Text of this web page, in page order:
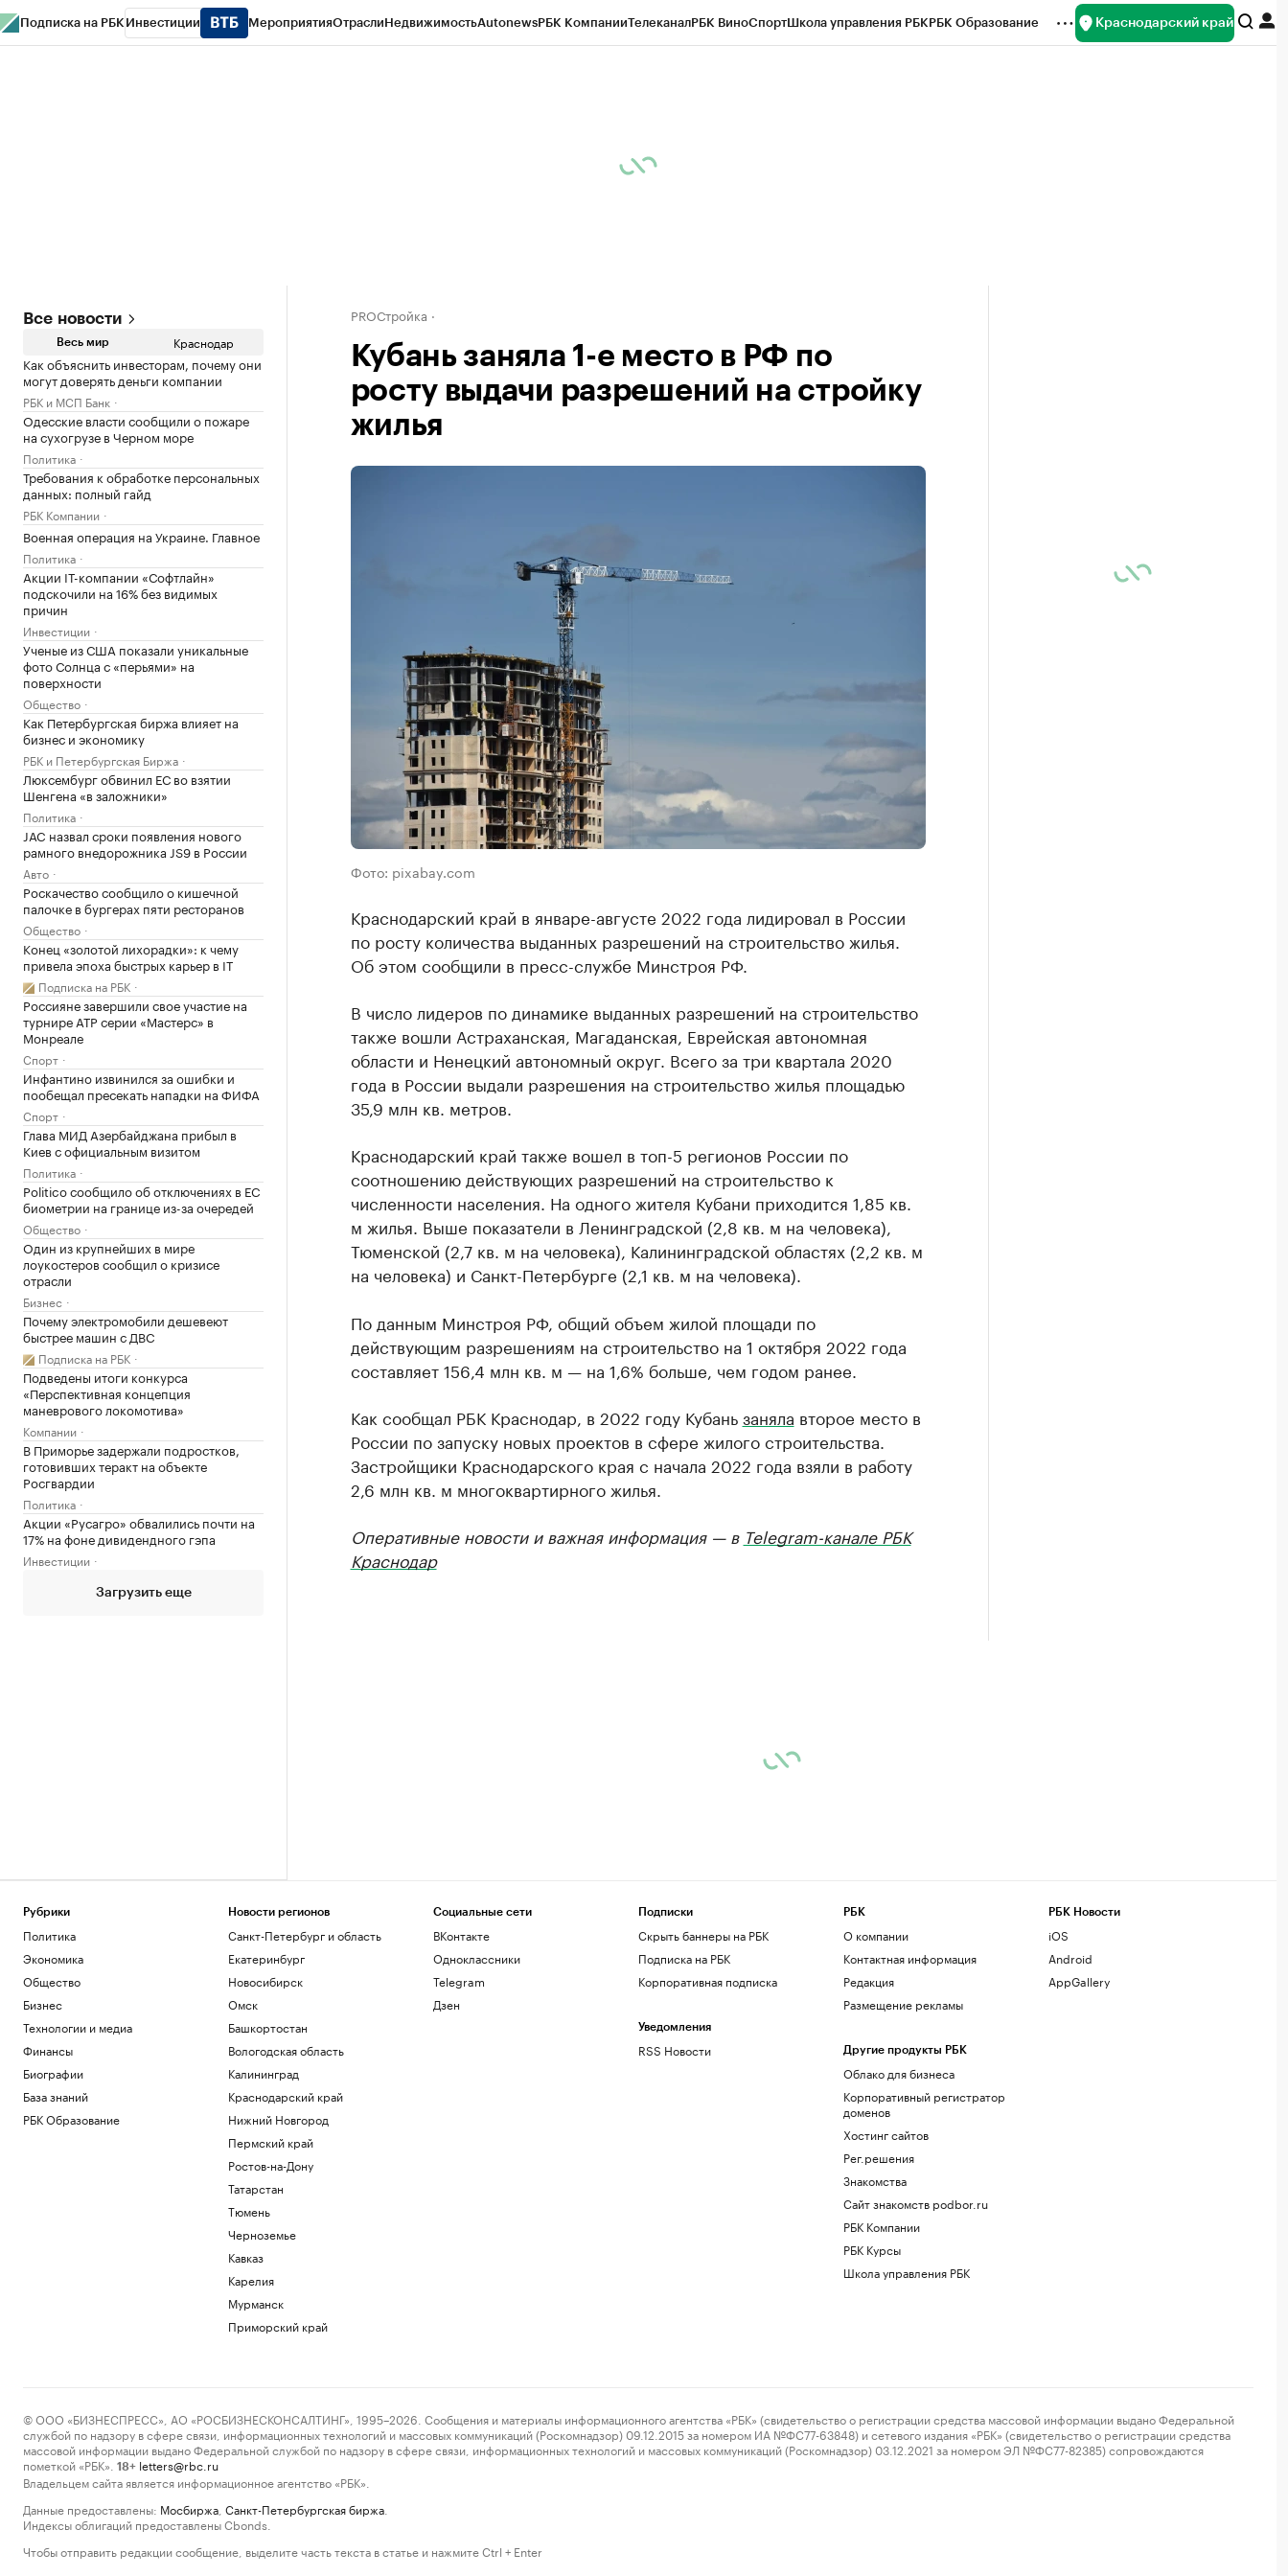
Подписка на РБК Инвестиции МероприятияОтраслиНедвижимостьAutonewsРБК КомпанииТелеканалРБК ВиноСпортШкола управления РБКРБК Образование Краснодарский край
Все новости
Весь мир Краснодар
Как объяснить инвесторам, почему они
могут доверять деньги компании
РБК и МСП Банк
Одесские власти сообщили о пожаре
на сухогрузе в Черном море
Политика
Требования к обработке персональных
данных: полный гайд
РБК Компании
Военная операция на Украине. Главное
Политика
Акции IT-компании «Софтлайн»
подскочили на 16% без видимых
причин
Инвестиции
Ученые из США показали уникальные
фото Солнца с «перьями» на
поверхности
Общество
Как Петербургская биржа влияет на
бизнес и экономику
РБК и Петербургская Биржа
Люксембург обвинил ЕС во взятии
Шенгена «в заложники»
Политика
JAC назвал сроки появления нового
рамного внедорожника JS9 в России
Авто
Роскачество сообщило о кишечной
палочке в бургерах пяти ресторанов
Общество
Конец «золотой лихорадки»: к чему
привела эпоха быстрых карьер в IT
Подписка на РБК
Россияне завершили свое участие на
турнире ATP серии «Мастерс» в
Монреале
Спорт
Инфантино извинился за ошибки и
пообещал пресекать нападки на ФИФА
Спорт
Глава МИД Азербайджана прибыл в
Киев с официальным визитом
Политика
Politico сообщило об отключениях в ЕС
биометрии на границе из-за очередей
Общество
Один из крупнейших в мире
лоукостеров сообщил о кризисе
отрасли
Бизнес
Почему электромобили дешевеют
быстрее машин с ДВС
Подписка на РБК
Подведены итоги конкурса
«Перспективная концепция
маневрового локомотива»
Компании
В Приморье задержали подростков,
готовивших теракт на объекте
Росгвардии
Политика
Акции «Русагро» обвалились почти на
17% на фоне дивидендного гэпа
Инвестиции
Загрузить еще
PROСтройка
Кубань заняла 1-е место в РФ по
росту выдачи разрешений на стройку
жилья
Фото: pixabay.com
Краснодарский край в январе-августе 2022 года лидировал в России
по росту количества выданных разрешений на строительство жилья.
Об этом сообщили в пресс-службе Минстроя РФ.
В число лидеров по динамике выданных разрешений на строительство
также вошли Астраханская, Магаданская, Еврейская автономная
области и Ненецкий автономный округ. Всего за три квартала 2020
года в России выдали разрешения на строительство жилья площадью
35,9 млн кв. метров.
Краснодарский край также вошел в топ-5 регионов России по
соотношению действующих разрешений на строительство к
численности населения. На одного жителя Кубани приходится 1,85 кв.
м жилья. Выше показатели в Ленинградской (2,8 кв. м на человека),
Тюменской (2,7 кв. м на человека), Калининградской областях (2,2 кв. м
на человека) и Санкт-Петербурге (2,1 кв. м на человека).
По данным Минстроя РФ, общий объем жилой площади по
действующим разрешениям на строительство на 1 октября 2022 года
составляет 156,4 млн кв. м — на 1,6% больше, чем годом ранее.
Как сообщал РБК Краснодар, в 2022 году Кубаньзаняла второе место в
России по запуску новых проектов в сфере жилого строительства.
Застройщики Краснодарского края с начала 2022 года взяли в работу
2,6 млн кв. м многоквартирного жилья.
Оперативные новости и важная информация — в Telegram-канале РБК
Краснодар
Рубрики
Политика
Экономика
Общество
Бизнес
Технологии и медиа
Финансы
Биографии
База знаний
РБК Образование
Новости регионов
Санкт-Петербург и область
Екатеринбург
Новосибирск
Омск
Башкортостан
Вологодская область
Калининград
Краснодарский край
Нижний Новгород
Пермский край
Ростов-на-Дону
Татарстан
Тюмень
Черноземье
Кавказ
Карелия
Мурманск
Приморский край
Социальные сети
ВКонтакте
Одноклассники
Telegram
Дзен
Подписки
Скрыть баннеры на РБК
Подписка на РБК
Корпоративная подписка
Уведомления
RSS Новости
РБК
О компании
Контактная информация
Редакция
Размещение рекламы
Другие продукты РБК
Облако для бизнеса
Корпоративный регистратор
доменов
Хостинг сайтов
Рег.решения
Знакомства
Сайт знакомств podbor.ru
РБК Компании
РБК Курсы
Школа управления РБК
РБК Новости
iOS
Android
AppGallery
© ООО «БИЗНЕСПРЕСС», АО «РОСБИЗНЕСКОНСАЛТИНГ», 1995–2026. Сообщения и материалы информационного агентства «РБК» (свидетельство о регистрации средства массовой информации выдано Федеральной
службой по надзору в сфере связи, информационных технологий и массовых коммуникаций (Роскомнадзор) 09.12.2015 за номером ИА №ФС77-63848) и сетевого издания «РБК» (свидетельство о регистрации средства
массовой информации выдано Федеральной службой по надзору в сфере связи, информационных технологий и массовых коммуникаций (Роскомнадзор) 03.12.2021 за номером ЭЛ №ФС77-82385) сопровождаются
пометкой «РБК».
18+ letters@rbc.ru
Владельцем сайта является информационное агентство «РБК».
Данные предоставлены: Мосбиржа Санкт-Петербургская биржа
Индексы облигаций предоставлены Cbonds.
Чтобы отправить редакции сообщение, выделите часть текста в статье и нажмите Ctrl + Enter